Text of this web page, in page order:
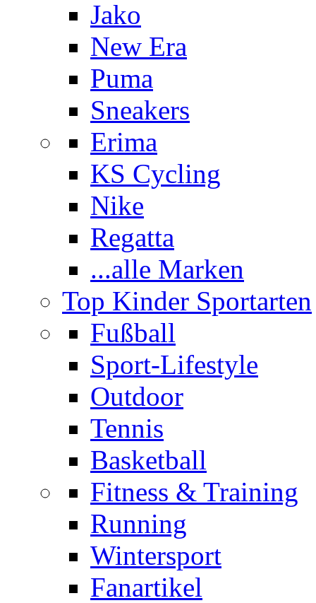
Jako
New Era
Puma
Sneakers
Erima
KS Cycling
Nike
Regatta
...alle Marken
Top Kinder Sportarten
Fußball
Sport-Lifestyle
Outdoor
Tennis
Basketball
Fitness & Training
Running
Wintersport
Fanartikel